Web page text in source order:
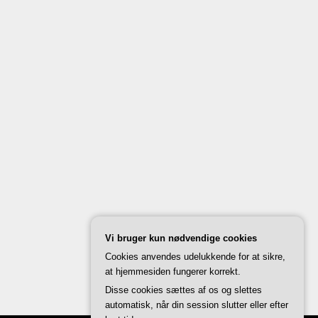
Vi bruger kun nødvendige cookies
Cookies anvendes udelukkende for at sikre,
at hjemmesiden fungerer korrekt.
Disse cookies sættes af os og slettes
automatisk, når din session slutter eller efter